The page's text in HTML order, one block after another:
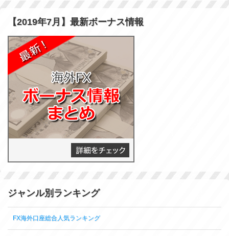
【2019年7月】最新ボーナス情報
ジャンル別ランキング
FX海外口座総合人気ランキング